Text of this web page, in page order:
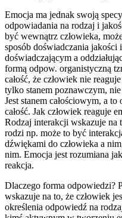
Emocja ma jednak swoją
odpowiadania na rodzaj i
być wewnątrz człowieka,
sposób doświadczania
doświadczającym a
formą odpow. organistyczną
całość, że człowiek nie
tylko stanem poznawczym,
Jest stanem całościowym, a
całość. Jak człowiek reaguje
Rodzaj interakcji wskazuje na
rodzi np. może to być
dźwiękami do człowieka a
nim. Emocja jest rozumiana
reakcja.
Dlaczego forma odpowiedzi?
wskazuje na to, że człowiek
określenia odpowiedź na